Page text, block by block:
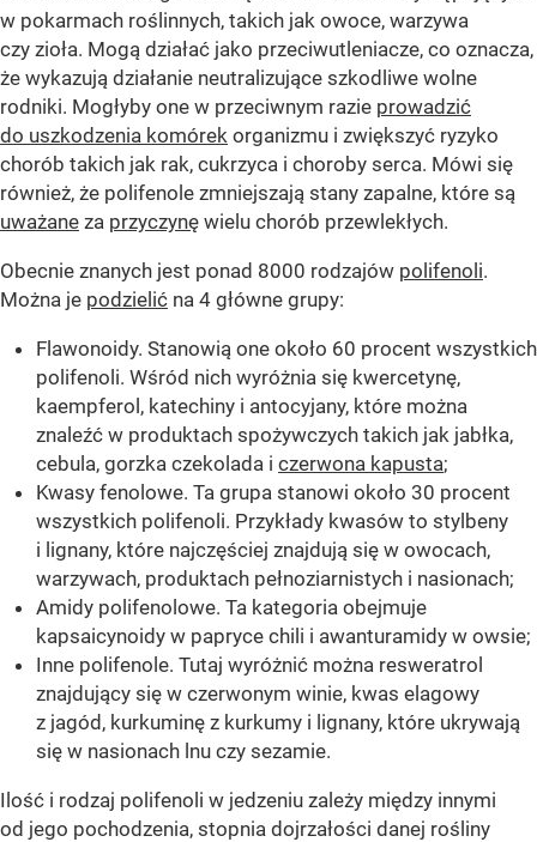
w pokarmach roślinnych, takich jak owoce, warzywa
czy zioła. Mogą działać jako przeciwutleniacze, co oznacza,
że wykazują działanie neutralizujące szkodliwe wolne
rodniki. Mogłyby one w przeciwnym razie prowadzić
do uszkodzenia komórek organizmu i zwiększyć ryzyko
chorób takich jak rak, cukrzyca i choroby serca. Mówi się
również, że polifenole zmniejszają stany zapalne, które są
uważane za przyczynę wielu chorób przewlekłych.
Obecnie znanych jest ponad 8000 rodzajów polifenoli.
Można je podzielić na 4 główne grupy:
Flawonoidy. Stanowią one około 60 procent wszystkich
polifenoli. Wśród nich wyróżnia się kwercetynę,
kaempferol, katechiny i antocyjany, które można
znaleźć w produktach spożywczych takich jak jabłka,
cebula, gorzka czekolada i czerwona kapusta;
Kwasy fenolowe. Ta grupa stanowi około 30 procent
wszystkich polifenoli. Przykłady kwasów to stylbeny
i lignany, które najczęściej znajdują się w owocach,
warzywach, produktach pełnoziarnistych i nasionach;
Amidy polifenolowe. Ta kategoria obejmuje
kapsaicynoidy w papryce chili i awanturamidy w owsie;
Inne polifenole. Tutaj wyróżnić można resweratrol
znajdujący się w czerwonym winie, kwas elagowy
z jagód, kurkuminę z kurkumy i lignany, które ukrywają
się w nasionach lnu czy sezamie.
Ilość i rodzaj polifenoli w jedzeniu zależy między innymi
od jego pochodzenia, stopnia dojrzałości danej rośliny